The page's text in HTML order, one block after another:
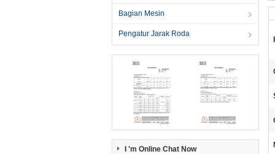
Bagian Mesin
Pengatur Jarak Roda
I 'm Online Chat Now